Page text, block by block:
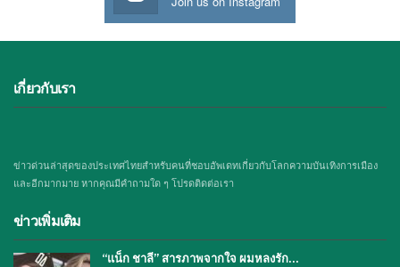
เกี่ยวกับเรา
ข่าวด่วนล่าสุดของประเทศไทยสำหรับคนที่ชอบอัพเดทเกี่ยวกับโลกความบันเทิงการเมือง
และอีกมากมาย หากคุณมีคำถามใด ๆ โปรดติดต่อเรา
ข่าวเพิ่มเติม
“แน็ก ชาลี” สารภาพจากใจ ผมหลงรัก…